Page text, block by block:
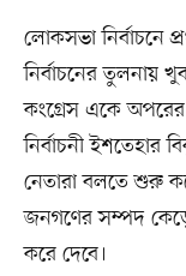
লোকসভা
নির্বাচনের তুলনায়
কংগ্রেস একে অপরের
নির্বাচনী ইশতেহার
নেতারা বলতে শুরু
জনগণের সম্পদ কেড়ে
করে দেবে।